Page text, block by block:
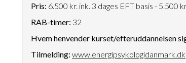
Pris: 6.500 kr. ink. 3 dages EFT basis - 5.500
RAB-timer: 32
Hvem henvender kurset/efteruddannelsen
Tilmelding: www.energipsykologidanmark.dk